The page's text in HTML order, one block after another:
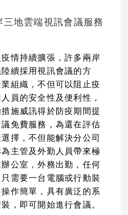
地雲端視訊會議服務
情持續擴張，許多兩岸
續採用視訊會議的方
組織，不但可以阻止疫
員的安全性及便利性，
施威訊得於防疫期間提
免費服務，為還在評估
擇，不但能解決分公司
主管及外勤人員帶來極
公室，外務出勤，任何
需要一台電腦或行動裝
作簡單，具有廣泛的系
，即可開始進行會議。